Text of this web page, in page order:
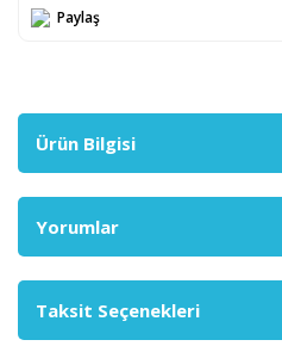
Paylaş
Ürün Bilgisi
Yorumlar
Taksit Seçenekleri